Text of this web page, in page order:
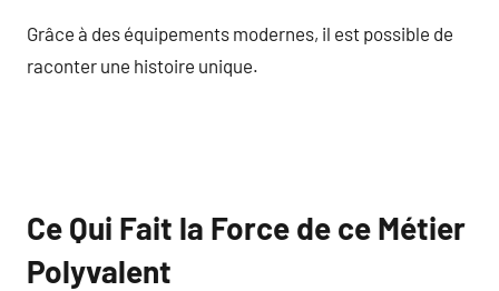
Grâce à des équipements modernes, il est possible de
raconter une histoire unique.
Ce Qui Fait la Force de ce Métier
Polyvalent